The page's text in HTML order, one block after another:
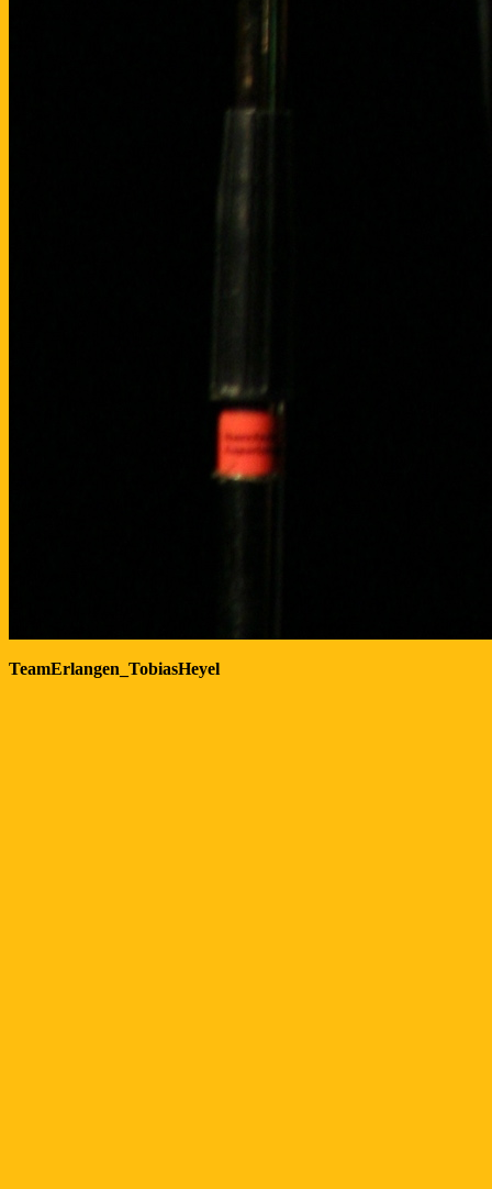
TeamErlangen_TobiasHeyel